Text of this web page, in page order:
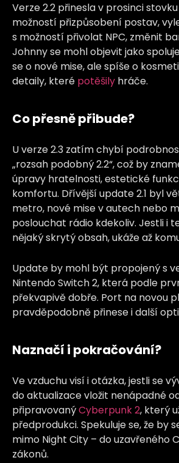
Verze 2.2 přinesla v prosinci
možností přizpůsobení postav,
s možností přivolat NPC, změnit
Johnny se mohl objevit jako
se o nové mise, ale spíše o
detaily, které potěšily hráče.
Co přesně přibude?
U verze 2.3 zatím chybí
„rozsah podobný 2.2“, což by
úpravy hratelnosti, estetické
komfortu. Dřívější update 2.1 byl
metro, nové mise v autech nebo
poslouchat rádio kdekoliv. Jestli i
nějaký skrytý obsah, ukáže až
Update by mohl být propojený s
Nintendo Switch 2, která podle
překvapivě dobře. Port na novou
pravděpodobně přinese i další
Naznačí i pokračování?
Ve vzduchu visí i otázka, jestli se
do aktualizace vložit nenápadné
připravovanýCyberpunk 2, který
předprodukci. Spekuluje se, že by
mimo Night City – do uzavřeného
zákonů.